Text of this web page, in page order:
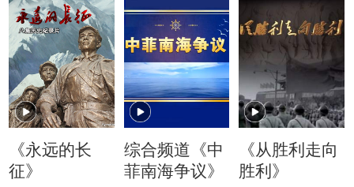
《永远的长
征》
综合频道《中
菲南海争议》
《从胜利走向
胜利》